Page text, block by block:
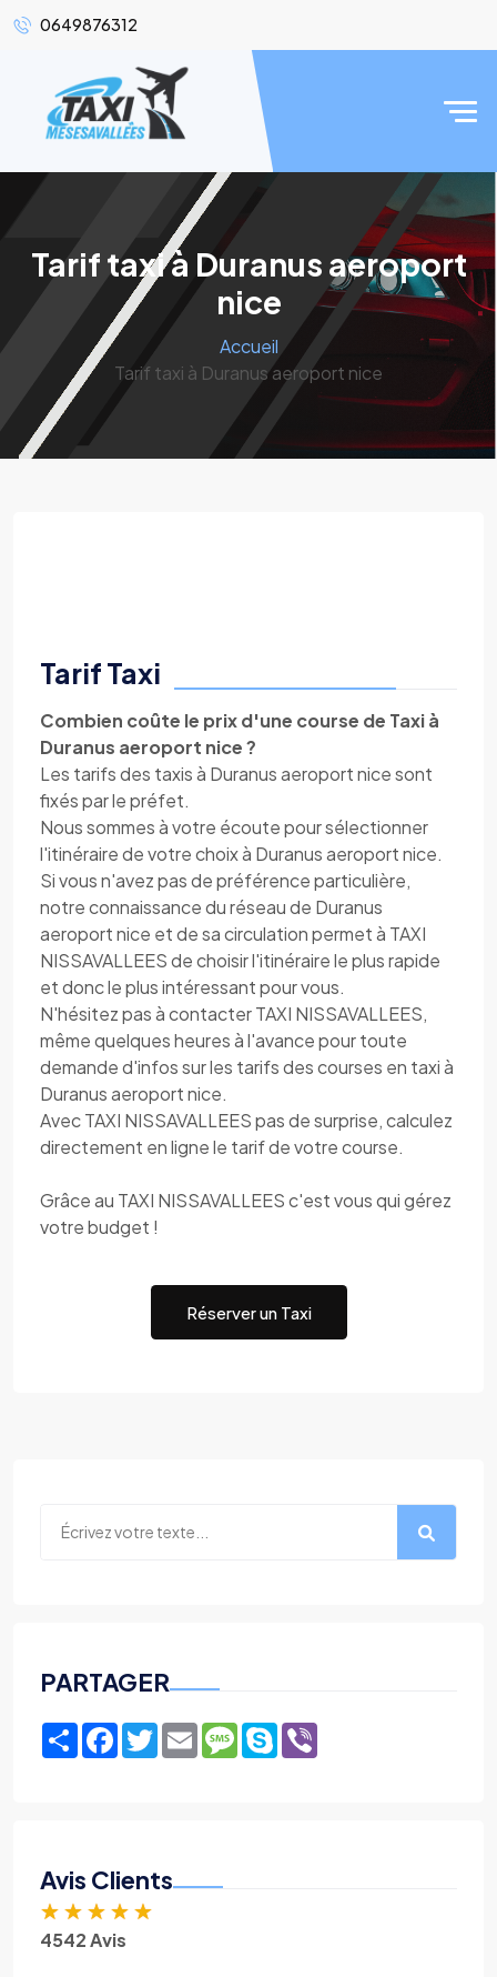
0649876312
Tarif taxi à Duranus aeroport
nice
Accueil
Tarif taxi à Duranus aeroport nice
Tarif Taxi
Combien coûte le prix d'une course de Taxi à
Duranus aeroport nice ?
Les tarifs des taxis à Duranus aeroport nice sont
fixés par le préfet.
Nous sommes à votre écoute pour sélectionner
l'itinéraire de votre choix à Duranus aeroport nice.
Si vous n'avez pas de préférence particulière,
notre connaissance du réseau de Duranus
aeroport nice et de sa circulation permet à TAXI
NISSAVALLEES de choisir l'itinéraire le plus rapide
et donc le plus intéressant pour vous.
N'hésitez pas à contacter TAXI NISSAVALLEES,
même quelques heures à l'avance pour toute
demande d'infos sur les tarifs des courses en taxi à
Duranus aeroport nice.
Avec TAXI NISSAVALLEES pas de surprise, calculez
directement en ligne le tarif de votre course.
Grâce au TAXI NISSAVALLEES c'est vous qui gérez
votre budget !
Réserver un Taxi
PARTAGER
ShareFacebook
TwitterEmailMessage
Skype
Avis Clients
★ ★ ★ ★ ★
4542 Avis